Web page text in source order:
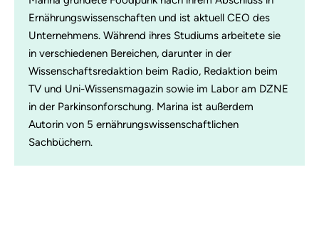
Ernährungswissenschaften und ist aktuell CEO des
Unternehmens. Während ihres Studiums arbeitete sie
in verschiedenen Bereichen, darunter in der
Wissenschaftsredaktion beim Radio, Redaktion beim
TV und Uni-Wissensmagazin sowie im Labor am DZNE
in der Parkinsonforschung. Marina ist außerdem
Autorin von 5 ernährungswissenschaftlichen
Sachbüchern.